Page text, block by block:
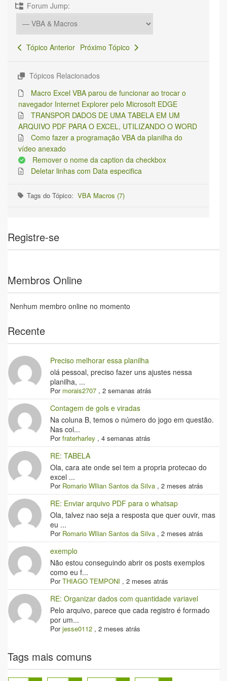
Forum Jump:
Tópico Anterior Próximo Tópico
Tópicos Relacionados
Macro Excel VBA parou de funcionar ao trocar o
navegador Internet Explorer pelo Microsoft EDGE
TRANSPOR DADOS DE UMA TABELA EM UM
ARQUIVO PDF PARA O EXCEL, UTILIZANDO O WORD
Como fazer a programação VBA da planilha do
vídeo anexado
Remover o nome da caption da checkbox
Deletar linhas com Data especifica
Tags do Tópico: VBA Macros (7)
Registre-se
Membros Online
Nenhum membro online no momento
Recente
Preciso melhorar essa planilha
olá pessoal, preciso fazer uns ajustes nessa
planilha, ...
Por morais2707 ,2 semanas atrás
Contagem de gols e viradas
Na coluna B, temos o número do jogo em questão.
Nas col...
Porfraterharley ,4 semanas atrás
RE: TABELA
Ola, cara ate onde sei tem a propria protecao do
excel ...
Por Romario Wllian Santos da Silva ,2 meses atrás
RE: Enviar arquivo PDF para o whatsap
Ola, talvez nao seja a resposta que quer ouvir, mas
eu ...
Por Romario Wllian Santos da Silva ,2 meses atrás
exemplo
Não estou conseguindo abrir os posts exemplos
como eu f...
PorTHIAGO TEMPONI ,2 meses atrás
RE: Organizar dados com quantidade variavel
Pelo arquivo, parece que cada registro é formado
por um...
Porjesse0112 ,2 meses atrás
Tags mais comuns